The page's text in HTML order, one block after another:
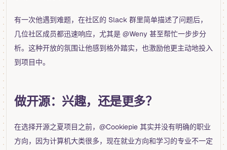
有一次他遇到难题，在社区的 Slack 群里简单描述了问题后，
几位社区成员都迅速响应，尤其是 @Weny 甚至帮忙一步步分
析。这种开放的氛围让他感到格外踏实，也激励他更主动地投入
到项目中。
做开源：兴趣，还是更多？
在选择开源之夏项目之前，@Cookiepie 其实并没有明确的职业
方向，因为计算机大类很多，现在就业方向和学习的专业不一定